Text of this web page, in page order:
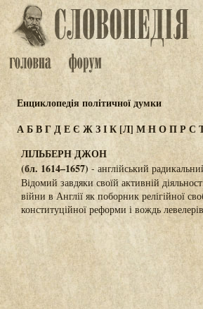
Енциклопедія політичної думки
АБВГДЕЄ ЖЗІК[Л] МНОПРС
ЛІЛЬБЕРН ДЖОН
(бл. 1614–1657) - англійський
Відомий завдяки своїй активній
війни в Англії як поборник релігійної
конституційної реформи і вождь